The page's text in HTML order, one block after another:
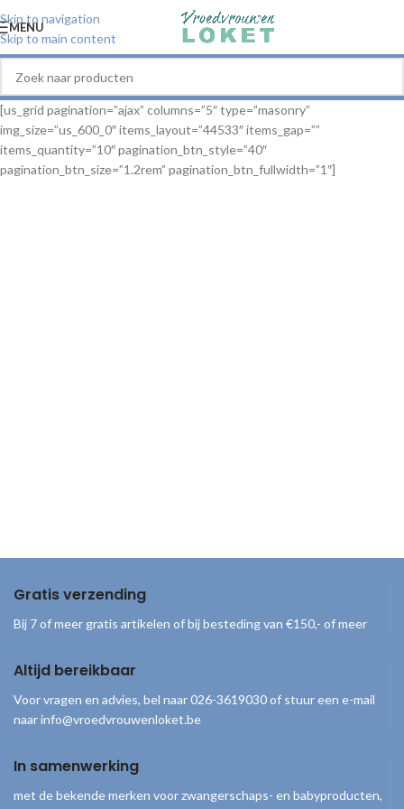
Skip to navigation
Skip to main content
MENU
[us_grid pagination=”ajax” columns=”5″ type=”masonry”
img_size=”us_600_0″ items_layout=”44533″ items_gap=””
items_quantity=”10″ pagination_btn_style=”40″
pagination_btn_size=”1.2rem” pagination_btn_fullwidth=”1″]
Gratis verzending
Bij 7 of meer gratis artikelen of bij besteding van €150,- of meer
Altijd bereikbaar
Voor vragen en advies, bel naar 026-3619030 of stuur een e-mail
naar info@vroedvrouwenloket.be
In samenwerking
met de bekende merken voor zwangerschaps- en babyproducten,